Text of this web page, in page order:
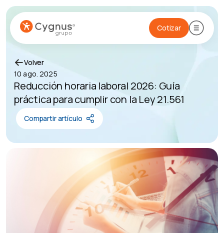
Cotizar
Volver
10 ago. 2025
Reducción horaria laboral 2026: Guía
práctica para cumplir con la Ley 21.561
Compartir artículo